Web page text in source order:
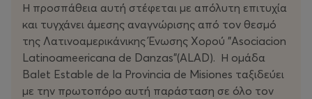
Η προσπάθεια αυτή στέφεται με απόλυτη επιτυχία
και τυγχάνει άμεσης αναγνώρισης από τον θεσμό
της Λατινοαμερικάνικης Ένωσης Χορού "Asociacion
Latinoameericana de Danzas"(ALAD). Η ομάδα
Balet Estable de la Provincia de Misiones ταξιδεύει
με την πρωτοπόρο αυτή παράσταση σε όλο τον